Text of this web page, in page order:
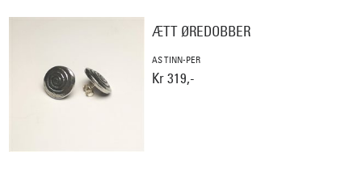
ÆTT ØREDOBBER
AS TINN-PER
Kr 319,-